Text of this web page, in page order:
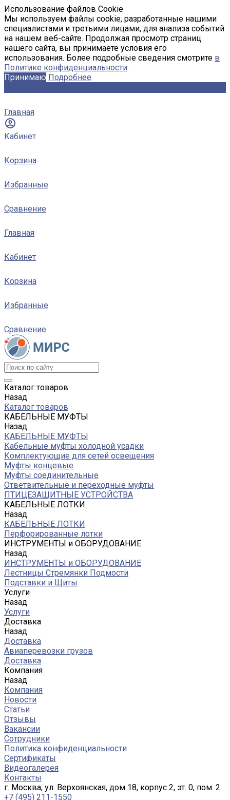
Использование файлов Cookie
Мы используем файлы cookie, разработанные нашими
специалистами и третьими лицами, для анализа событий
на нашем веб-сайте. Продолжая просмотр страниц
нашего сайта, вы принимаете условия его
использования. Более подробные сведения смотрите в
Политике конфиденциальности.
Принимаю Подробнее
Главная
Кабинет
Корзина
Избранные
Сравнение
Главная
Кабинет
Корзина
Избранные
Сравнение
Каталог товаров
Назад
Каталог товаров
КАБЕЛЬНЫЕ МУФТЫ
Назад
КАБЕЛЬНЫЕ МУФТЫ
Кабельные муфты холодной усадки
Комплектующие для сетей освещения
Муфты концевые
Муфты соединительные
Ответвительные и переходные муфты
ПТИЦЕЗАЩИТНЫЕ УСТРОЙСТВА
КАБЕЛЬНЫЕ ЛОТКИ
Назад
КАБЕЛЬНЫЕ ЛОТКИ
Перфорированные лотки
ИНСТРУМЕНТЫ и ОБОРУДОВАНИЕ
Назад
ИНСТРУМЕНТЫ и ОБОРУДОВАНИЕ
Лестницы Стремянки Подмости
Подставки и Щиты
Услуги
Назад
Услуги
Доставка
Назад
Доставка
Авиаперевозки грузов
Доставка
Компания
Назад
Компания
Новости
Статьи
Отзывы
Вакансии
Сотрудники
Политика конфиденциальности
Сертификаты
Видеогалерея
Контакты
г. Москва, ул. Верхоянская, дом 18, корпус 2, эт. 0, пом. 2
+7 (495) 211-1550